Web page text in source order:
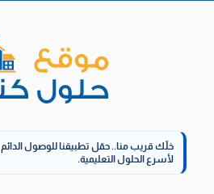
خلّك قريب منا.. حمّل تطبيقنا للوصول الدائم
لأسرع الحلول التعليمية.